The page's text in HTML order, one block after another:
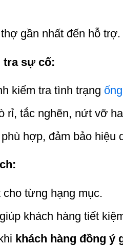
gần nhất đến hỗ trợ.
tra sự cố:
kiểm tra tình trạng
rỉ, tắc nghẽn, nứt vỡ
hợp, đảm bảo hiệu
từng hạng mục.
khách hàng tiết
khách hàng đồng ý